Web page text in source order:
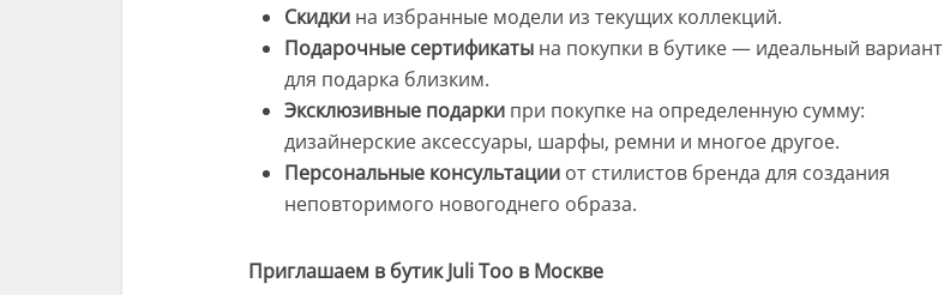
Скидки на избранные модели из текущих коллекций.
Подарочные сертификаты на покупки в бутике — идеальный вариант
для подарка близким.
Эксклюзивные подарки при покупке на определенную сумму:
дизайнерские аксессуары, шарфы, ремни и многое другое.
Персональные консультации от стилистов бренда для создания
неповторимого новогоднего образа.
Приглашаем в бутик Juli Too в Москве